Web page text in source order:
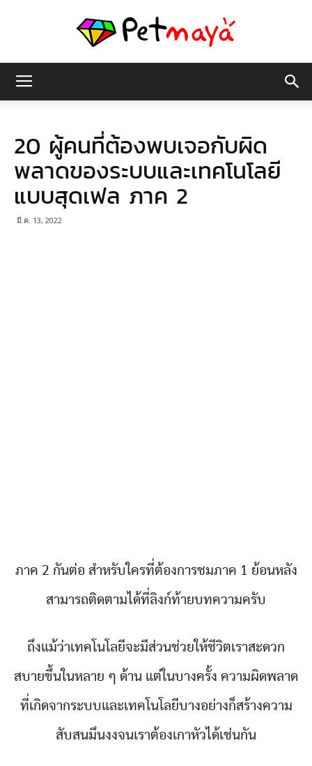
มายา
20 ผู้คนที่ต้องพบเจอกับผิด
พลาดของระบบและเทคโนโลยี
แบบสุดเฟล ภาค 2
มี.ค. 13, 2022
ภาค 2 กันต่อ สำหรับใครที่ต้องการชมภาค 1 ย้อนหลัง
สามารถติดตามได้ที่ลิงก์ท้ายบทความครับ
ถึงแม้ว่าเทคโนโลยีจะมีส่วนช่วยให้ชีวิตเราสะดวก
สบายขึ้นในหลาย ๆ ด้าน แต่ในบางครั้ง ความผิดพลาด
ที่เกิดจากระบบและเทคโนโลยีบางอย่างก็สร้างความ
สับสนมึนงงจนเราต้องเกาหัวได้เช่นกัน